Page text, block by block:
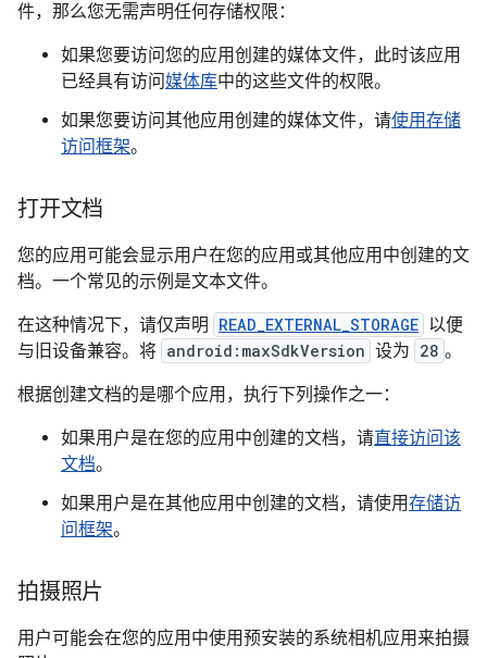
件，那么您无需声明任何存储权限：
如果您要访问您的应用创建的媒体文件，此时该应用
已经具有访问媒体库中的这些文件的权限。
如果您要访问其他应用创建的媒体文件，请使用存储
访问框架。
打开文档
您的应用可能会显示用户在您的应用或其他应用中创建的文
档。一个常见的示例是文本文件。
在这种情况下，请仅声明
READ_EXTERNAL_STORAGE 以便
与旧设备兼容。将 android:maxSdkVersion 设为 28 。
根据创建文档的是哪个应用，执行下列操作之一：
如果用户是在您的应用中创建的文档，请直接访问该
文档。
如果用户是在其他应用中创建的文档，请使用存储访
问框架。
拍摄照片
用户可能会在您的应用中使用预安装的系统相机应用来拍摄